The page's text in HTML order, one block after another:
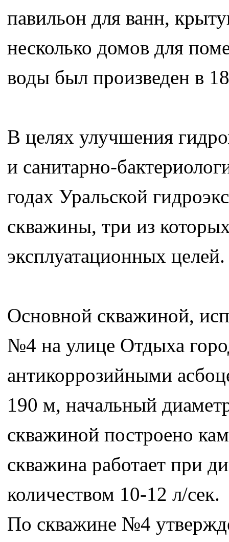
павильон для ванн,
несколько домов для
воды был произведен в
В целях улучшения
и санитарно-
годах Уральской
скважины, три из
эксплуатационных целей.
Основной скважиной,
№4 на улице Отдыха
антикоррозийными
190 м, начальный
скважиной построено
скважина работает при
количеством 10-12 л/сек.
По скважине №4